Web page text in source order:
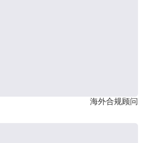
海外合规顾问